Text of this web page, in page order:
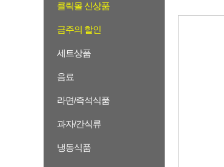
클릭몰 신상품
금주의 할인
세트상품
음료
라면/즉석식품
과자/간식류
냉동식품